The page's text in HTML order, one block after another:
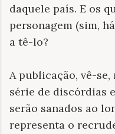
daquele país. E os
personagem (sim,
a tê-lo?
A publicação, vê-
série de discórdias
serão sanados ao
representa o